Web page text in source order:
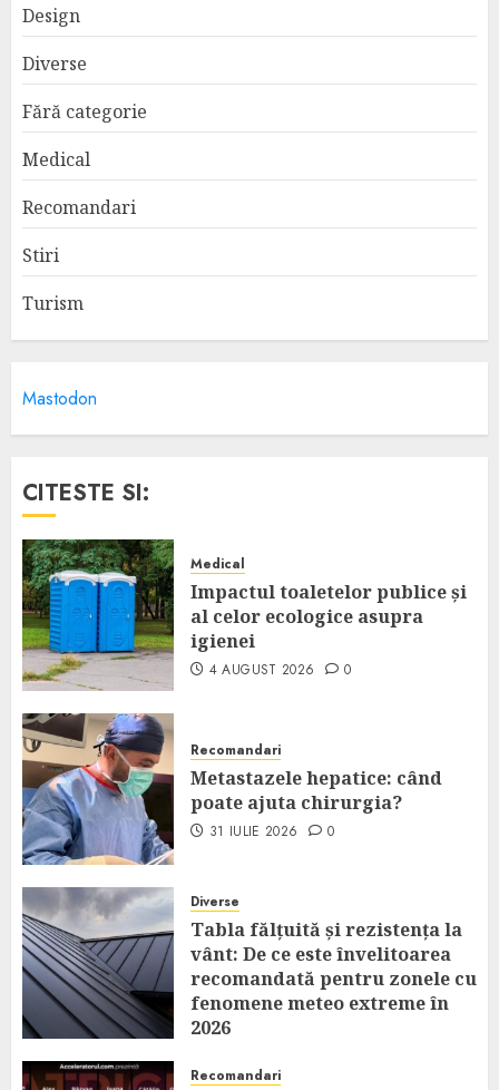
Design
Diverse
Fără categorie
Medical
Recomandari
Stiri
Turism
Mastodon
CITESTE SI:
Medical
Impactul toaletelor publice și
al celor ecologice asupra
igienei
4 AUGUST 2026 0
Recomandari
Metastazele hepatice: când
poate ajuta chirurgia?
31 IULIE 2026 0
Diverse
Tabla fălțuită și rezistența la
vânt: De ce este învelitoarea
recomandată pentru zonele cu
fenomene meteo extreme în
2026
Recomandari